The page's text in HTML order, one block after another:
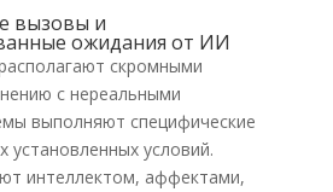
вызовы и
ожидания от ИИ
скромными
с нереальными
выполняют специфические
установленных условий.
интеллектом, аффектами,